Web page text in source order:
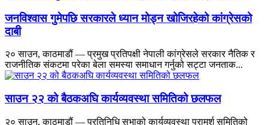
जनविश्वास गुमेपछि सरकारले ध्यान मोड्न खोजिरहेको कांग्रेसको
दाबी
२० साउन, काठमाडौं — प्रमुख प्रतिपक्षी नेपाली कांग्रेसले सरकार नैतिक र
राजनीतिक संकटमा परेका बेला समस्या समाधान गर्नुको सट्टा जनताक...
साउन २२ को बैठकअघि कार्यव्यवस्था समितिको छलफल
२० साउन, काठमाडौं — प्रतिनिधि सभाको कार्यव्यवस्था परामर्श समितिको